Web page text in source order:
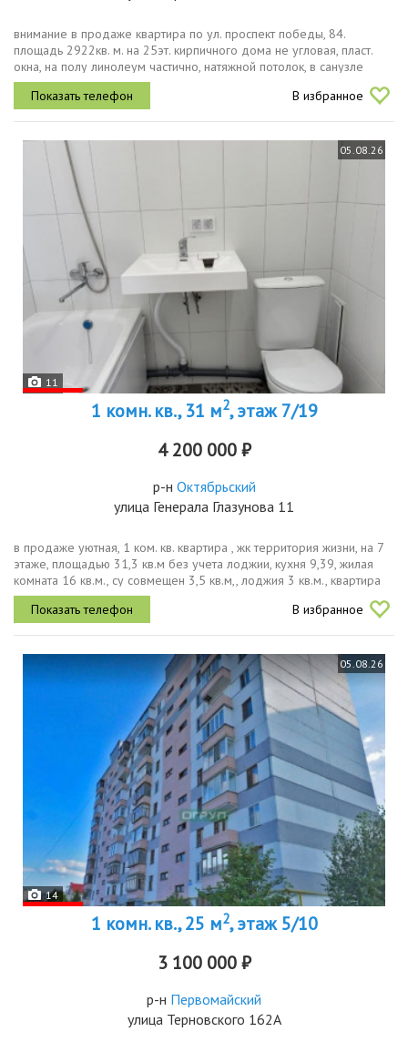
внимание в продаже квартира по ул. проспект победы, 84.
площадь 2922кв. м. на 25эт. кирпичного дома не угловая, пласт.
окна, на полу линолеум частично, натяжной потолок, в санузле
новый ремонт новая ванная, вся сантехника краны, смесители,
трубы...
В избранное
05.08.26
11
1 комн. кв., 31 м2, этаж 7/19
4 200 000 ₽
р-н Октябрьский
улица Генерала Глазунова 11
в продаже уютная, 1 ком. кв. квартира , жк территория жизни, на 7
этаже, площадью 31,3 кв.м без учета лоджии, кухня 9,39, жилая
комната 16 кв.м., су совмещен 3,5 кв.м,, лоджия 3 кв.м., квартира
расположена на южную сторону, с шикарным видом на...
В избранное
05.08.26
14
1 комн. кв., 25 м2, этаж 5/10
3 100 000 ₽
р-н Первомайский
улица Терновского 162А